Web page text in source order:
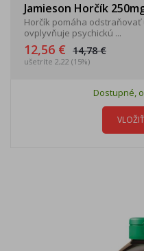
Jamieson Horčík
Horčík pomáha
ovplyvňuje psychickú ...
12,56 € 14,78 €
ušetríte 2,22 (15%)
Dostupné,